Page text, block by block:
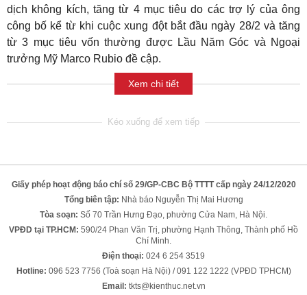
dịch không kích, tăng từ 4 mục tiêu do các trợ lý của ông
công bố kể từ khi cuộc xung đột bắt đầu ngày 28/2 và tăng
từ 3 mục tiêu vốn thường được Lầu Năm Góc và Ngoại
trưởng Mỹ Marco Rubio đề cập.
Xem chi tiết
Giấy phép hoạt động báo chí số 29/GP-CBC Bộ TTTT cấp ngày 24/12/2020
Tổng biên tập: Nhà báo Nguyễn Thị Mai Hương
Tòa soạn: Số 70 Trần Hưng Đạo, phường Cửa Nam, Hà Nội.
VPĐD tại TP.HCM: 590/24 Phan Văn Trị, phường Hạnh Thông, Thành phố Hồ
Chí Minh.
Điện thoại: 024 6 254 3519
Hotline: 096 523 7756 (Toà soạn Hà Nội) / 091 122 1222 (VPĐD TPHCM)
Email: tkts@kienthuc.net.vn